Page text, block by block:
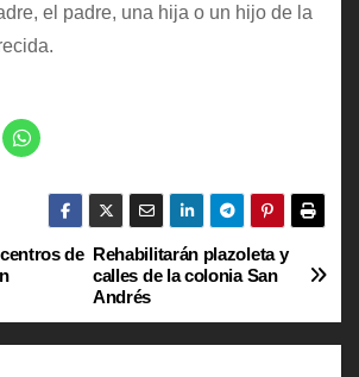
el padre, una hija o un hijo de la
Rehabilitarán plazoleta y
calles de la colonia San
Andrés
de